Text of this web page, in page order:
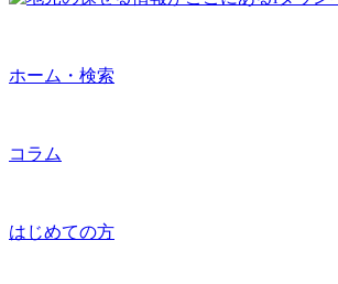
ホーム・検索
コラム
はじめての方